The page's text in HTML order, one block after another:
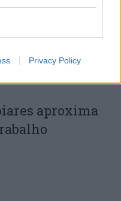
Privacy Policy
aproxima